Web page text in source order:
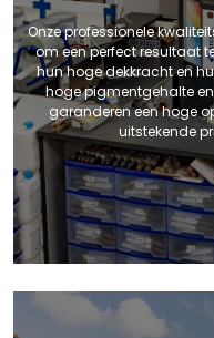
Onze professionele
om een perfect resultaat
hun hoge dekkracht en
hoge pigmentgehalte
garanderen een hoge
uitstekende